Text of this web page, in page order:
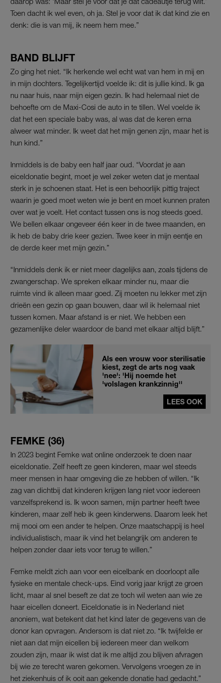
Toen dacht ik wel even, oh ja. Stel je voor dat ik dat kind zie en
denk: die is van mij, ik neem hem mee.”
BAND BLIJFT
Zo ging het niet. “Ik herkende wel echt wat van hem in mij en
in mijn dochters. Tegelijkertijd voelde ik: dit is jullie kind. Ik ga
nu naar huis, naar mijn eigen gezin. Ik had helemaal niet de
behoefte om de Maxi-Cosi de auto in te tillen. Wel voelde ik
dat het een speciale baby was, al was dat de keren erna
alweer wat minder. Ik weet dat het mijn genen zijn, maar het is
hun kind.”
Inmiddels is de baby een half jaar oud. “Voordat je aan
eiceldonatie begint, moet je wel zeker weten dat je mentaal
sterk in je schoenen staat. Het is een behoorlijk pittig traject
waarin je goed moet weten wie je bent en moet kunnen praten
over wat je voelt. Het contact tussen ons is nog steeds goed.
We bellen elkaar ongeveer één keer in de twee maanden, en
ik heb de baby drie keer gezien. Twee keer in mijn eentje en
de derde keer met mijn gezin.”
“Inmiddels denk ik er niet meer dagelijks aan, zoals tijdens de
zwangerschap. We spreken elkaar minder nu, maar die
ruimte vind ik alleen maar goed. Zij moeten nu lekker met zijn
drieën een gezin op gaan bouwen, daar wil ik helemaal niet
tussen komen. Maar afstand is er niet. We hebben een
gezamenlijke deler waardoor de band met elkaar altijd blijft.”
Als een vrouw voor sterilisatie
kiest, zegt de arts nog vaak
'nee': 'Hij noemde het
'volslagen krankzinnig''
LEES OOK
FEMKE (36)
In 2023 begint Femke wat online onderzoek te doen naar
eiceldonatie. Zelf heeft ze geen kinderen, maar wel steeds
meer mensen in haar omgeving die ze hebben of willen. “Ik
zag van dichtbij dat kinderen krijgen lang niet voor iedereen
vanzelfsprekend is. Ik woon samen, mijn partner heeft twee
kinderen, maar zelf heb ik geen kinderwens. Daarom leek het
mij mooi om een ander te helpen. Onze maatschappij is heel
individualistisch, maar ik vind het belangrijk om anderen te
helpen zonder daar iets voor terug te willen.”
Femke meldt zich aan voor een eicelbank en doorloopt alle
fysieke en mentale check-ups. Eind vorig jaar krijgt ze groen
licht, maar al snel beseft ze dat ze toch wil weten aan wie ze
haar eicellen doneert. Eiceldonatie is in Nederland niet
anoniem, wat betekent dat het kind later de gegevens van de
donor kan opvragen. Andersom is dat niet zo. “Ik twijfelde er
niet aan dat mijn eicellen bij iedereen meer dan welkom
zouden zijn, maar ik wist dat ik me altijd zou blijven afvragen
bij wie ze terecht waren gekomen. Vervolgens vroegen ze in
het ziekenhuis of ik ooit aan gekende donatie had gedacht.”